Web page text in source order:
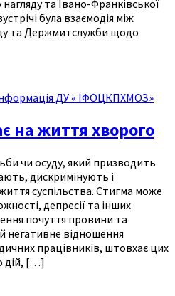
та Івано-Франківської
була взаємодія між
та Держмитслужби щодо
ДУ « ІФОЦКПХМОЗ»
на життя хворого
чи осуду, який призводить
дискримінують і
суспільства. Стигма може
депресії та інших
почуття провини та
негативне відношення
працівників, штовхає цих
дій, […]